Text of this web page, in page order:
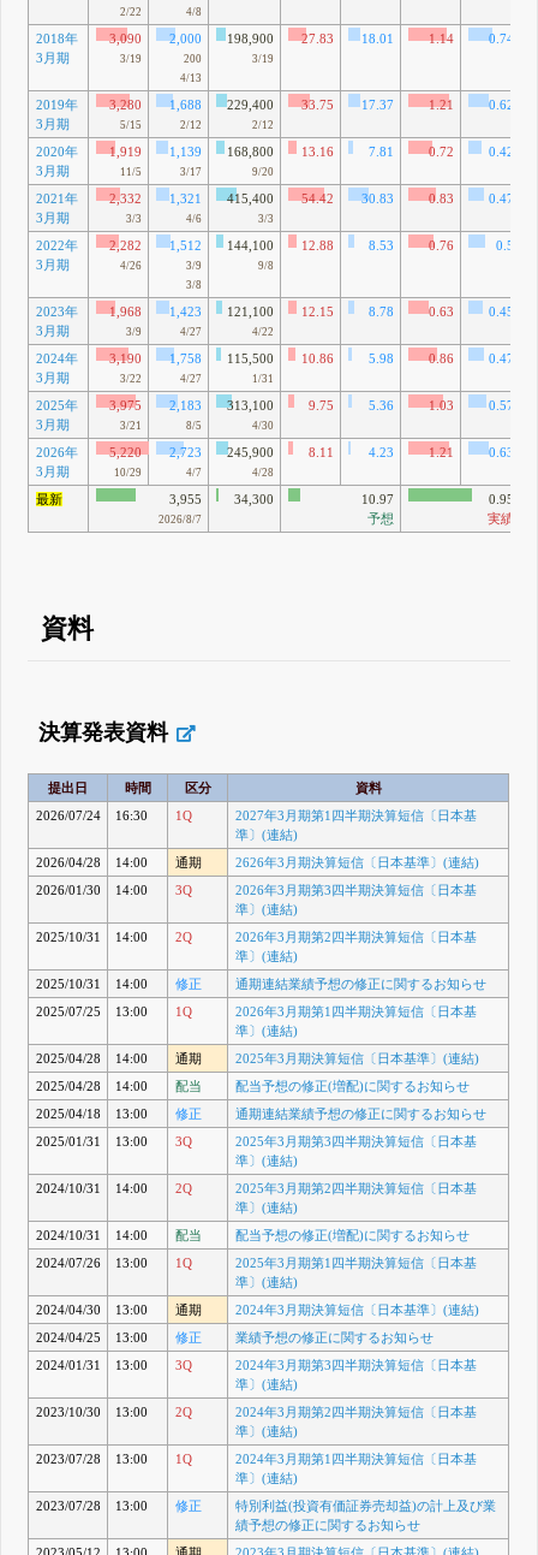
2/22
4/8
2018年
3月期
3,090
3/19
2,000
200
4/13
198,900
3/19
27.83 18.01 1.14 0.74
2019年
3月期
3,280
5/15
1,688
2/12
229,400
2/12
33.75 17.37 1.21
0.62
2020年
3月期
1,919
11/5
1,139
3/17
168,800
9/20
13.16 7.81 0.72
0.42
2021年
3月期
2,332
3/3
1,321
4/6
415,400
3/3
54.42 30.83 0.83
0.47
2022年
3月期
2,282
4/26
1,512
3/9
3/8
144,100
9/8
12.88 8.53 0.76
0.5
2023年
3月期
1,968
3/9
1,423
4/27
121,100
4/22
12.15 8.78 0.63
0.45
2024年
3月期
3,190
3/22
1,758
4/27
115,500
1/31
10.86 5.98 0.86
0.47
2025年
3月期
3,975
3/21
2,183
8/5
313,100
4/30
9.75 5.36 1.03 0.57
2026年
3月期
5,220
10/29
2,723
4/7
245,900
4/28
8.11 4.23 1.21
0.63
最新
3,955
2026/8/7
34,300
10.97
予想
0.95
実績
資料
決算発表資料
提出日 時間 区分
資料
2026/07/24
16:30 1Q
2027年3月期第1四半期決算短信〔日本基
準〕(連結)
2026/04/28
14:00 通期
2626年3月期決算短信〔日本基準〕(連結)
2026/01/30
14:00 3Q
2026年3月期第3四半期決算短信〔日本基
準〕(連結)
2025/10/31
14:00 2Q
2026年3月期第2四半期決算短信〔日本基
準〕(連結)
2025/10/31
14:00 修正
通期連結業績予想の修正に関するお知らせ
2025/07/25
13:00 1Q
2026年3月期第1四半期決算短信〔日本基
準〕(連結)
2025/04/28
14:00 通期
2025年3月期決算短信〔日本基準〕(連結)
2025/04/28
14:00 配当
配当予想の修正(増配)に関するお知らせ
2025/04/18
13:00 修正
通期連結業績予想の修正に関するお知らせ
2025/01/31
13:00 3Q
2025年3月期第3四半期決算短信〔日本基
準〕(連結)
2024/10/31
14:00 2Q
2025年3月期第2四半期決算短信〔日本基
準〕(連結)
2024/10/31
14:00 配当
配当予想の修正(増配)に関するお知らせ
2024/07/26
13:00 1Q
2025年3月期第1四半期決算短信〔日本基
準〕(連結)
2024/04/30
13:00 通期
2024年3月期決算短信〔日本基準〕(連結)
2024/04/25
13:00 修正
業績予想の修正に関するお知らせ
2024/01/31
13:00 3Q
2024年3月期第3四半期決算短信〔日本基
準〕(連結)
2023/10/30
13:00 2Q
2024年3月期第2四半期決算短信〔日本基
準〕(連結)
2023/07/28
13:00 1Q
2024年3月期第1四半期決算短信〔日本基
準〕(連結)
2023/07/28
13:00 修正
特別利益(投資有価証券売却益)の計上及び業
績予想の修正に関するお知らせ
2023/05/12
13:00 通期 2023年3月期決算短信〔日本基準〕(連結)